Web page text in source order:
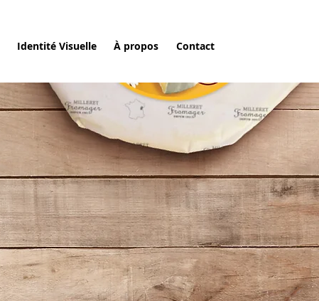
Identité Visuelle À propos Contact